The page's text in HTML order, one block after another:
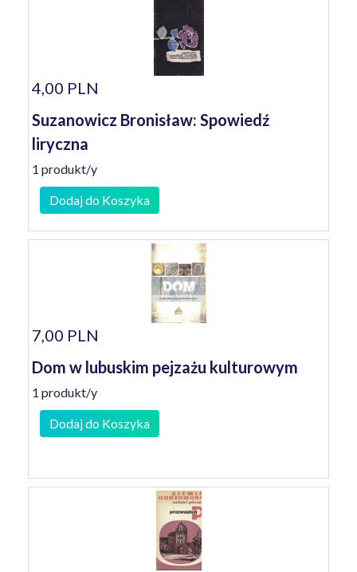
4,00 PLN
Suzanowicz Bronisław: Spowiedź
liryczna
1 produkt/y
Dodaj do Koszyka
7,00 PLN
Dom w lubuskim pejzażu kulturowym
1 produkt/y
Dodaj do Koszyka